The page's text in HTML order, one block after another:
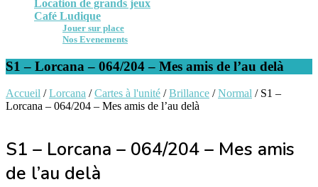
Location de grands jeux
Café Ludique
Jouer sur place
Nos Evenements
S1 – Lorcana – 064/204 – Mes amis de l’au delà
Accueil /Lorcana /Cartes à l'unité /Brillance /Normal / S1 –
Lorcana – 064/204 – Mes amis de l’au delà
S1 – Lorcana – 064/204 – Mes amis
de l’au delà